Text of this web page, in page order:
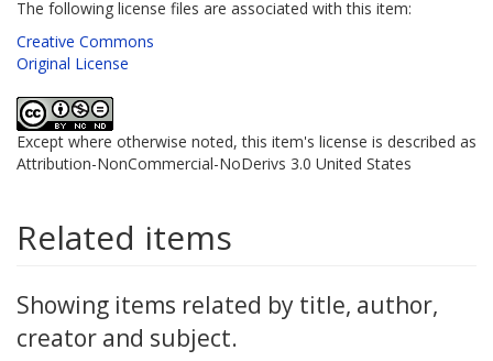
The following license files are associated with this item:
Creative Commons
Original License
Except where otherwise noted, this item's license is described as
Attribution-NonCommercial-NoDerivs 3.0 United States
Related items
Showing items related by title, author,
creator and subject.